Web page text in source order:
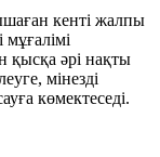
кенті жалпы
мұғалімі
қысқа әрі нақты
мінезді
көмектеседі.